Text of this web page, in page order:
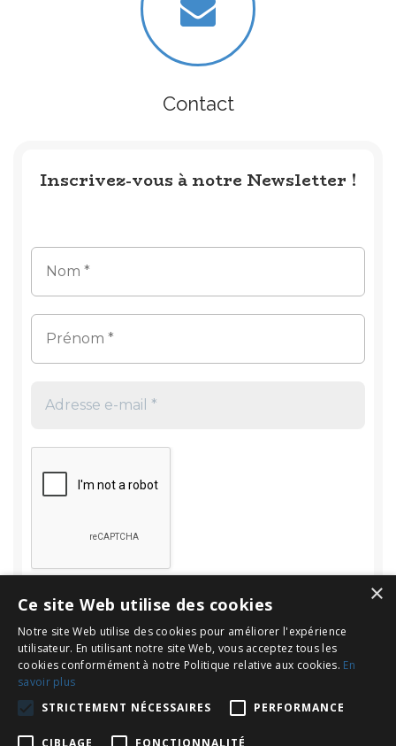
Contact
Inscrivez-vous à notre Newsletter !
Rechercher
Rechercher :
×
Ce site Web utilise des cookies
Notre site Web utilise des cookies pour améliorer l'expérience
utilisateur. En utilisant notre site Web, vous acceptez tous les
cookies conformément à notre Politique relative aux cookies. En
savoir plus
STRICTEMENT NÉCESSAIRES
PERFORMANCE
CIBLAGE FONCTIONNALITÉ